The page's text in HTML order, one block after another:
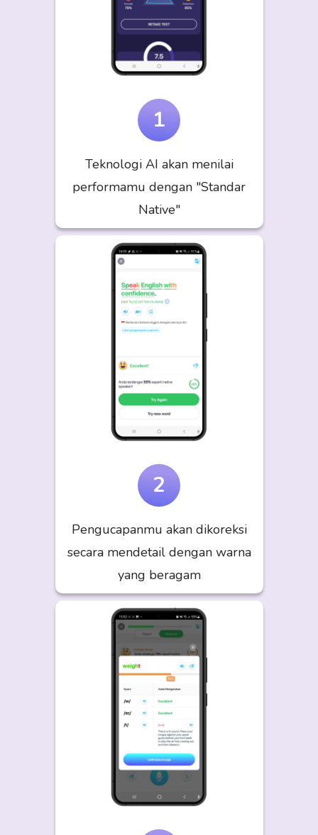
1
Teknologi AI akan menilai
performamu dengan "Standar
Native"
2
Pengucapanmu akan dikoreksi
secara mendetail dengan warna
yang beragam